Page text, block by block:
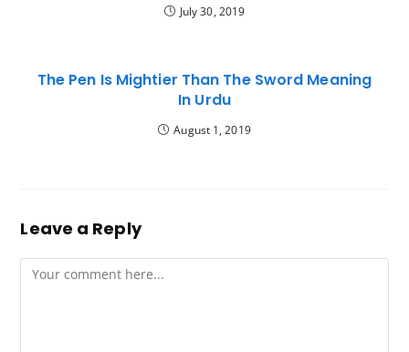
July 30, 2019
The Pen Is Mightier Than The Sword Meaning
In Urdu
August 1, 2019
Leave a Reply
Comment